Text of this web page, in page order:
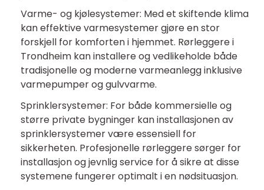
Varme- og kjølesystemer: Med et skiftende klima
kan effektive varmesystemer gjøre en stor
forskjell for komforten i hjemmet. Rørleggere i
Trondheim kan installere og vedlikeholde både
tradisjonelle og moderne varmeanlegg inklusive
varmepumper og gulvvarme.
Sprinklersystemer: For både kommersielle og
større private bygninger kan installasjonen av
sprinklersystemer være essensiell for
sikkerheten. Profesjonelle rørleggere sørger for
installasjon og jevnlig service for å sikre at disse
systemene fungerer optimalt i en nødsituasjon.